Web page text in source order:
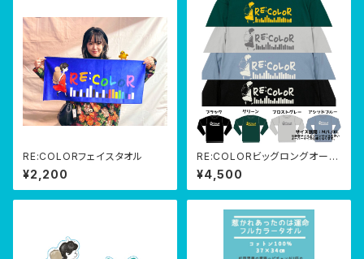
RE:COLORフェイスタオル
¥2,200
RE:COLORビッグロングオーバ
ーTシャツ
¥4,500